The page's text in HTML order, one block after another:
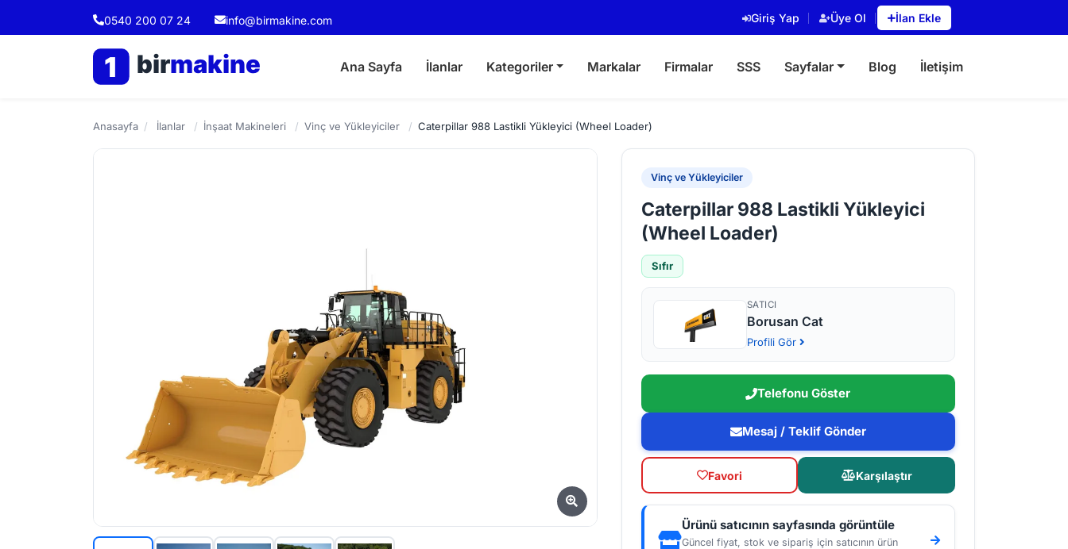
0540 200 07 24 info@birmakine.com Giriş Yap Üye Ol İlan Ekle
1 birmakine Ana Sayfa İlanlar Kategoriler Markalar Firmalar SSS Sayfalar Blog İletişim
Anasayfa / İlanlar / İnşaat Makineleri / Vinç ve Yükleyiciler / Caterpillar 988 Lastikli Yükleyici (Wheel Loader)
Vinç ve Yükleyiciler
Caterpillar 988 Lastikli Yükleyici
(Wheel Loader)
Sıfır
SATICI
Borusan Cat
Profili Gör
Telefonu Göster
Mesaj / Teklif Gönder
Favori Karşılaştır
Ürünü satıcının sayfasında görüntüle
Güncel fiyat, stok ve sipariş için satıcının ürün